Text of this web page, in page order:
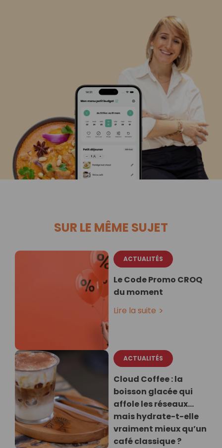
SUR LE MÊME SUJET
ACTUALITÉS
Le Code Promo CROQ
du moment
Lire la suite
ACTUALITÉS
Cloud Coffee : la
boisson glacée qui
affole les réseaux…
mais hydrate-t-elle
vraiment mieux qu’un
café classique ?